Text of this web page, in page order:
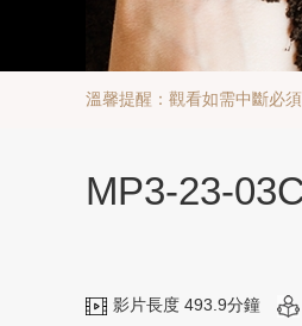
溫馨提醒：觀看如需中斷必
MP3-23-
影片長度 493.9分鐘